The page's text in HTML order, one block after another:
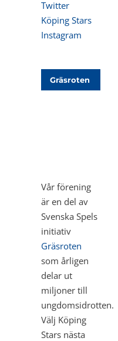
Twitter
Köping Stars
Instagram
Gräsroten
Vår förening
är en del av
Svenska Spels
initiativ
Gräsroten
som årligen
delar ut
miljoner till
ungdomsidrotten.
Välj Köping
Stars nästa